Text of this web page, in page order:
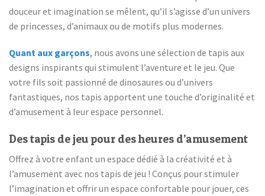
douceur et imagination se mêlent, qu’il s’agisse d’un univers
de princesses, d’animaux ou de motifs plus modernes.
Quant aux garçons, nous avons une sélection de tapis aux
designs inspirants qui stimulent l’aventure et le jeu. Que
votre fils soit passionné de dinosaures ou d’univers
fantastiques, nos tapis apportent une touche d’originalité et
d’amusement à leur espace personnel.
Des tapis de jeu pour des heures d’amusement
Offrez à votre enfant un espace dédié à la créativité et à
l’amusement avec nos tapis de jeu ! Conçus pour stimuler
l’imagination et offrir un espace confortable pour jouer, ces